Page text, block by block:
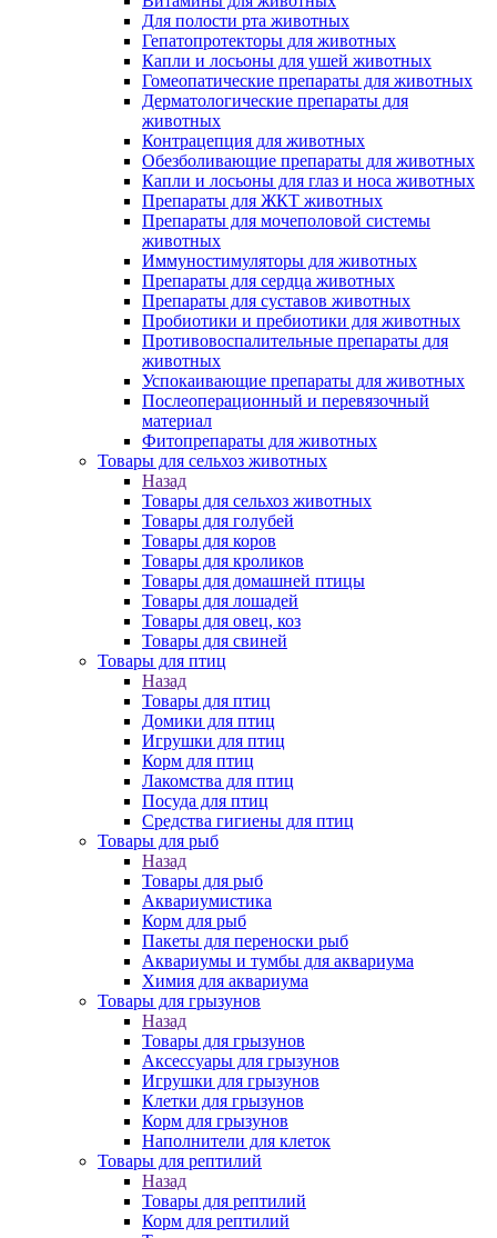
Для полости рта животных
Гепатопротекторы для животных
Капли и лосьоны для ушей животных
Гомеопатические препараты для животных
Дерматологические препараты для
животных
Контрацепция для животных
Обезболивающие препараты для животных
Капли и лосьоны для глаз и носа животных
Препараты для ЖКТ животных
Препараты для мочеполовой системы
животных
Иммуностимуляторы для животных
Препараты для сердца животных
Препараты для суставов животных
Пробиотики и пребиотики для животных
Противовоспалительные препараты для
животных
Успокаивающие препараты для животных
Послеоперационный и перевязочный
материал
Фитопрепараты для животных
Товары для сельхоз животных
Назад
Товары для сельхоз животных
Товары для голубей
Товары для коров
Товары для кроликов
Товары для домашней птицы
Товары для лошадей
Товары для овец, коз
Товары для свиней
Товары для птиц
Назад
Товары для птиц
Домики для птиц
Игрушки для птиц
Корм для птиц
Лакомства для птиц
Посуда для птиц
Средства гигиены для птиц
Товары для рыб
Назад
Товары для рыб
Аквариумистика
Корм для рыб
Пакеты для переноски рыб
Аквариумы и тумбы для аквариума
Химия для аквариума
Товары для грызунов
Назад
Товары для грызунов
Аксессуары для грызунов
Игрушки для грызунов
Клетки для грызунов
Корм для грызунов
Наполнители для клеток
Товары для рептилий
Назад
Товары для рептилий
Корм для рептилий